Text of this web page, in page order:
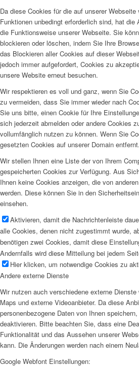
Da diese Cookies für die auf unserer
Funktionen unbedingt erforderlich sind, hat die
die Funktionsweise unserer Webseite. Sie
blockieren oder löschen, indem Sie Ihre
das Blockieren aller Cookies auf dieser
jedoch immer aufgefordert, Cookies zu
unsere Website erneut besuchen.
Wir respektieren es voll und ganz, wenn Sie
zu vermeiden, dass Sie immer wieder nach
Sie uns bitte, einen Cookie für Ihre
sich jederzeit abmelden oder andere Cookies
vollumfänglich nutzen zu können. Wenn Sie
gesetzten Cookies auf unserer Domain entfernt.
Wir stellen Ihnen eine Liste der von Ihrem
gespeicherten Cookies zur Verfügung. Aus
Ihnen keine Cookies anzeigen, die von
werden. Diese können Sie in den
einsehen.
Aktivieren, damit die Nachrichtenleiste
alle Cookies, denen nicht zugestimmt wurde,
benötigen zwei Cookies, damit diese
Andernfalls wird diese Mitteilung bei jedem
Hier klicken, um notwendige Cookies zu
Andere externe Dienste
Wir nutzen auch verschiedene externe
Maps und externe Videoanbieter. Da diese
personenbezogene Daten von Ihnen
deaktivieren. Bitte beachten Sie, dass eine
Funktionalität und das Aussehen unserer
kann. Die Änderungen werden nach einem
Google Webfont Einstellungen: